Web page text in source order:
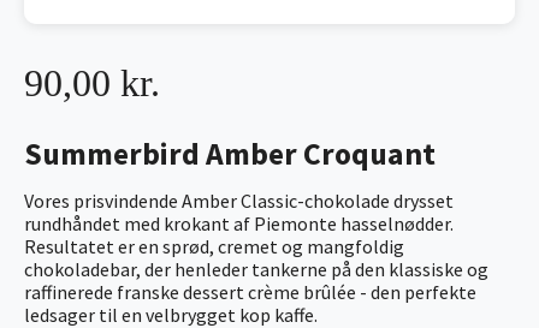
Summerbird Amber Croquant
Vores prisvindende Amber Classic-chokolade drysset
rundhåndet med krokant af Piemonte hasselnødder.
Resultatet er en sprød, cremet og mangfoldig
chokoladebar, der henleder tankerne på den klassiske og
raffinerede franske dessert crème brûlée - den perfekte
ledsager til en velbrygget kop kaffe.
90,00 kr.